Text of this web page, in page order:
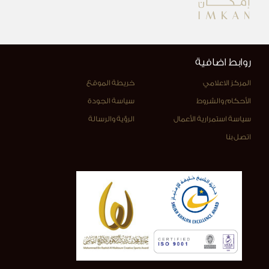
روابط اضافية
المركز الاعلامي خريطة الموقع
الأحكام والشروط سياسة الجودة
سياسة استمرارية الأعمال الرؤية والرسالة
اتصل بنا